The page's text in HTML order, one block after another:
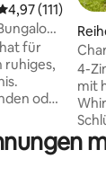
Bewertungen
4,97 (111)
für
ruhiges,
oder
in
4-
mit